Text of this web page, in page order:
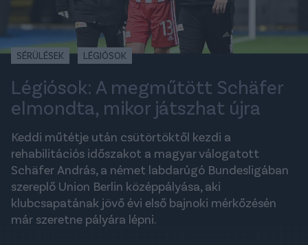
SÉRÜLÉSEK LÉGIÓSOK
Légiósok: A megműtött Schäfer
elmondta, mikor játszhat újra
Keddi műtétje után csütörtöktől kezdi a
rehabilitációs időszakot a magyar válogatott
Schäfer András, a német labdarúgó Bundesligában
szereplő Union Berlin középpályása, aki
klubcsapatának jövő évi első bajnoki mérkőzésén
már szeretne pályára lépni.